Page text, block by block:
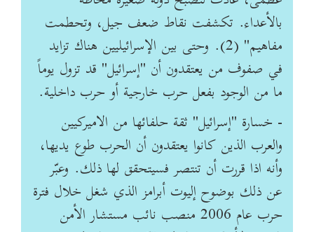
بالأعداء. تكشفت نقاط ضعف جيل، وتحطمت
مفاهيم" (2). وحتى بين الإسرائيليين هناك تزايد
في صفوف من يعتقدون أن "إسرائيل" قد تزول يوماً
ما من الوجود بفعل حرب خارجية أو حرب داخلية.
- خسارة "إسرائيل" ثقة حلفائها من الاميركيين
والعرب الذين كانوا يعتقدون أن الحرب طوع يديها،
وأنه اذا قررت أن تنتصر فسيتحقق لها ذلك. وعبّر
عن ذلك بوضوح إليوت أبرامز الذي شغل خلال فترة
حرب عام 2006 منصب نائب مستشار الأمن